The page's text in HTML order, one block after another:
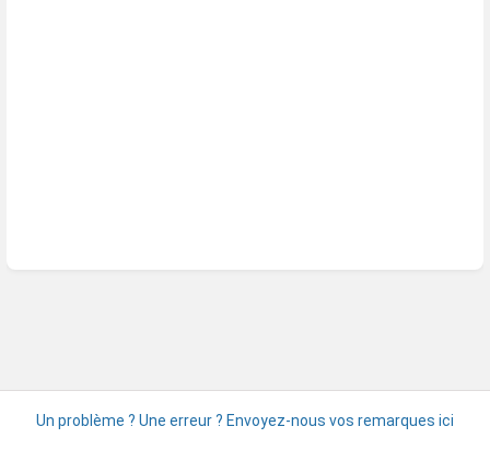
Un problème ? Une erreur ? Envoyez-nous vos remarques ici